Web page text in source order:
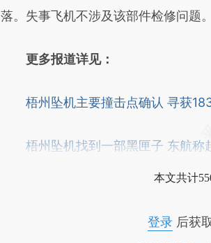
落。失事飞机不涉及该部件检修问题。
更多报道详见：
梧州坠机主要撞击点确认 寻获
梧州坠机找到一部黑匣子 东航
本文共计
登录后获